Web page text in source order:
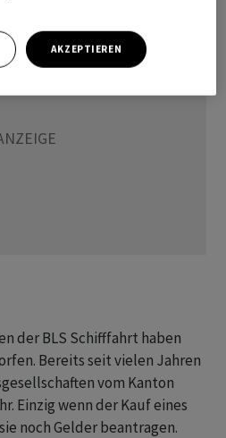
der BLS Schifffahrt haben
Bereits seit vielen Jahren
vom Kanton
Einzig wenn der Kauf eines
noch Gelder beantragen.
AKZEPTIEREN